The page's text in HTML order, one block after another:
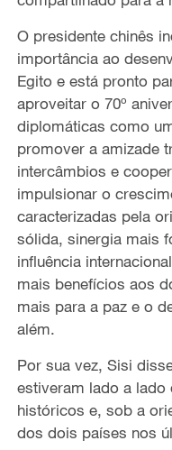
O presidente chinês
importância ao
Egito e está pronto
aproveitar o 70º
diplomáticas como
promover a amizade
intercâmbios e
impulsionar o
caracterizadas pela
sólida, sinergia mais
influência
mais benefícios aos
mais para a paz e o
além.
Por sua vez, Sisi
estiveram lado a
históricos e, sob a
dos dois países nos